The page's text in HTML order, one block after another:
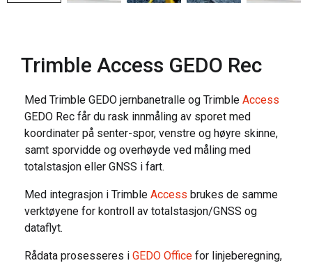
Trimble Access GEDO Rec
Med Trimble GEDO jernbanetralle og Trimble Access
GEDO Rec får du rask innmåling av sporet med
koordinater på senter-spor, venstre og høyre skinne,
samt sporvidde og overhøyde ved måling med
totalstasjon eller GNSS i fart.
Med integrasjon i Trimble Access brukes de samme
verktøyene for kontroll av totalstasjon/GNSS og
dataflyt.
Rådata prosesseres i GEDO Office for linjeberegning,